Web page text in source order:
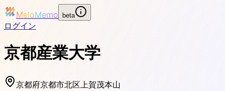
MeloMemo beta
ログイン
京都産業大学
京都府京都市北区上賀茂本山